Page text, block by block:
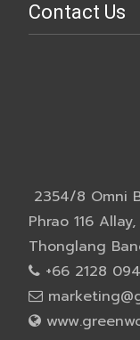
Contact Us
2354/8 Omni
Phrao 116
Thonglang
+66 2128